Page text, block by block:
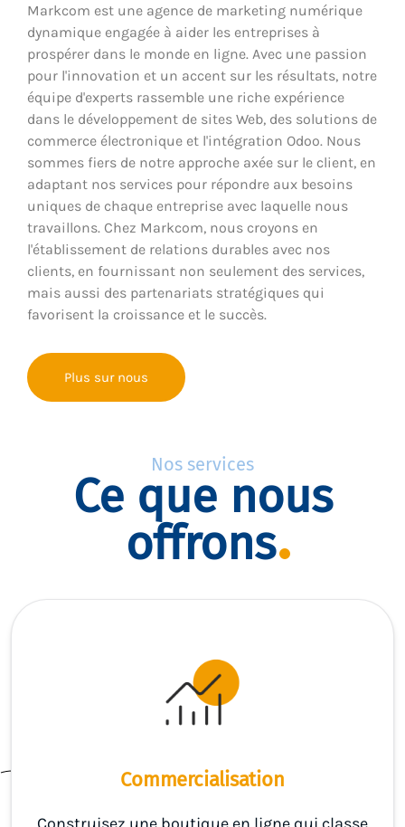
Markcom est une agence de marketing numérique
dynamique engagée à aider les entreprises à
prospérer dans le monde en ligne. Avec une passion
pour l'innovation et un accent sur les résultats, notre
équipe d'experts rassemble une riche expérience
dans le développement de sites Web, des solutions de
commerce électronique et l'intégration Odoo. Nous
sommes fiers de notre approche axée sur le client, en
adaptant nos services pour répondre aux besoins
uniques de chaque entreprise avec laquelle nous
travaillons. Chez Markcom, nous croyons en
l'établissement de relations durables avec nos
clients, en fournissant non seulement des services,
mais aussi des partenariats stratégiques qui
favorisent la croissance et le succès.
Plus sur nous
Nos services
Ce que nous
offrons
Commercialisation
Construisez une boutique en ligne qui classe